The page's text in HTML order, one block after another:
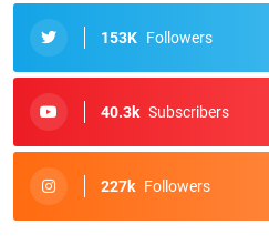
153K Followers
40.3k Subscribers
227k Followers